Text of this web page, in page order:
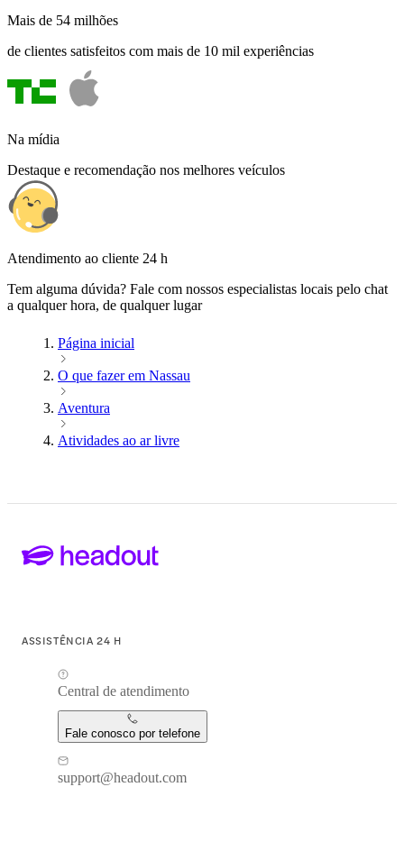
Mais de 54 milhões
de clientes satisfeitos com mais de 10 mil experiências
Na mídia
Destaque e recomendação nos melhores veículos
Atendimento ao cliente 24 h
Tem alguma dúvida? Fale com nossos especialistas locais pelo chat
a qualquer hora, de qualquer lugar
Página inicial
O que fazer em Nassau
Aventura
Atividades ao ar livre
ASSISTÊNCIA 24 H
Central de atendimento
Fale conosco por telefone
support@headout.com